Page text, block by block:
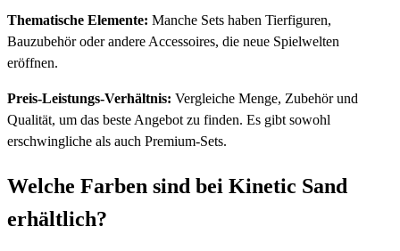
Thematische Elemente: Manche Sets haben Tierfiguren,
Bauzubehör oder andere Accessoires, die neue Spielwelten
eröffnen.
Preis-Leistungs-Verhältnis: Vergleiche Menge, Zubehör und
Qualität, um das beste Angebot zu finden. Es gibt sowohl
erschwingliche als auch Premium-Sets.
Welche Farben sind bei Kinetic Sand
erhältlich?